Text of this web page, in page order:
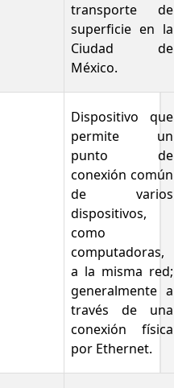
transporte de
superficie en la
Ciudad de
México.
Dispositivo que
permite un
punto de
conexión común
de varios
dispositivos,
como
computadoras,
a la misma red;
generalmente a
través de una
conexión física
por Ethernet.